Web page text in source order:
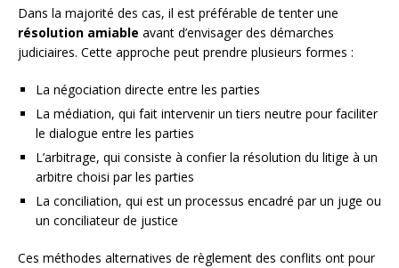
Dans la majorité des cas, il est préférable de tenter une
résolution amiable avant d’envisager des démarches
judiciaires. Cette approche peut prendre plusieurs formes :
La négociation directe entre les parties
La médiation, qui fait intervenir un tiers neutre pour faciliter
le dialogue entre les parties
L’arbitrage, qui consiste à confier la résolution du litige à un
arbitre choisi par les parties
La conciliation, qui est un processus encadré par un juge ou
un conciliateur de justice
Ces méthodes alternatives de règlement des conflits ont pour